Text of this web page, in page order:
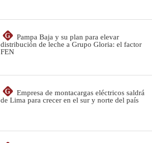
G
Pampa Baja y su plan para elevar
distribución de leche a Grupo Gloria: el factor
FEN
G
Empresa de montacargas eléctricos saldrá
de Lima para crecer en el sur y norte del país